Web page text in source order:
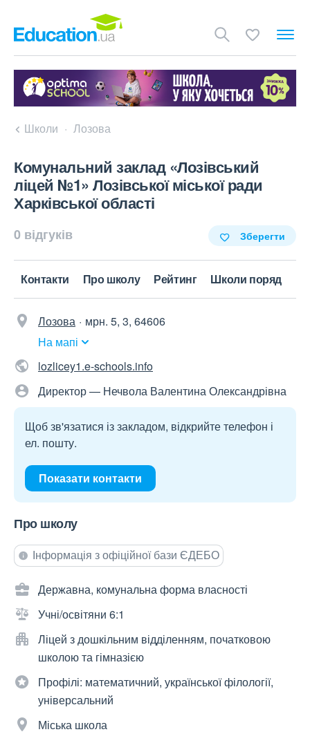
Школи Лозова
Комунальний заклад «Лозівський
ліцей №1» Лозівської міської ради
Харківської області
0 відгуків Зберегти
Контакти Про школу Рейтинг Школи поряд
Лозова
мрн. 5, 3, 64606
На мапі
lozlicey1.e-schools.info
Директор — Нечвола Валентина Олександрівна
Щоб зв'язатися із закладом, відкрийте телефон і
ел. пошту.
Показати контакти
Про школу
Інформація з офіційної бази ЄДЕБО
Державна, комунальна форма власності
Учні/освітяни 6:1
Ліцей з дошкільним відділенням, початковою
школою та гімназією
Профілі: математичний, української філології,
універсальний
Міська школа